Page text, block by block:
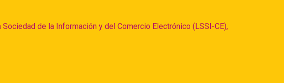
de la Información y del Comercio Electrónico (LSSI-CE),